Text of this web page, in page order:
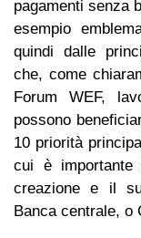
pagamenti senza
esempio
quindi dalle
che, come
Forum WEF,
possono
10 priorità
cui è importante
creazione e il
Banca centrale, o